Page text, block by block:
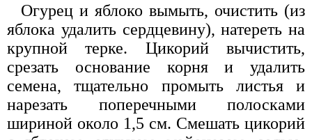
Огурец и яблоко вымыть, очистить (из
яблока удалить сердцевину), натереть на
крупной терке. Цикорий вычистить,
срезать основание корня и удалить
семена, тщательно промыть листья и
нарезать поперечными полосками
шириной около 1,5 см. Смешать цикорий